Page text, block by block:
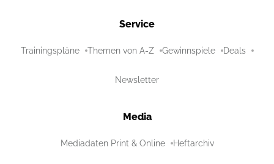
Service
Trainingspläne Themen von A-Z Gewinnspiele Deals
Newsletter
Media
Mediadaten Print & Online Heftarchiv